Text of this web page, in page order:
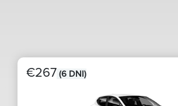
€267 (6 DNI)